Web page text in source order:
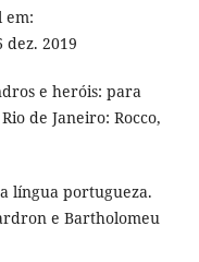
em:
dez. 2019
e heróis: para
de Janeiro: Rocco,
língua portugueza.
e Bartholomeu